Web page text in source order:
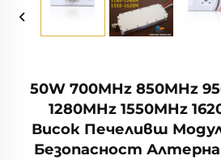
50W 700MHz 850MHz
1280MHz 1550MHz
Висок Печеливш
Безопасност